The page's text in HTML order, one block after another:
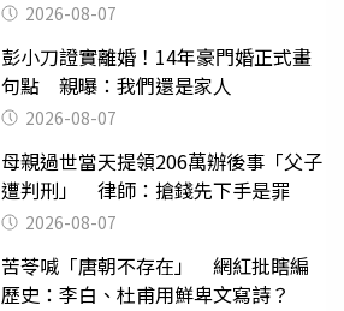
2026-08-07
彭小刀證實離婚！14年豪門婚正式畫
句點 親曝：我們還是家人
2026-08-07
母親過世當天提領206萬辦後事「父子
遭判刑」 律師：搶錢先下手是罪
2026-08-07
苦苓喊「唐朝不存在」 網紅批瞎編
歷史：李白、杜甫用鮮卑文寫詩？